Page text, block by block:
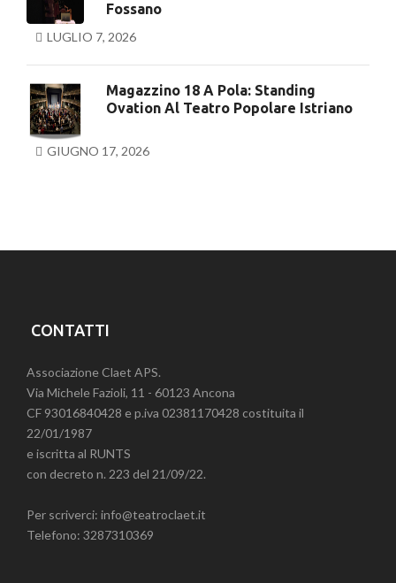
Fossano
LUGLIO 7, 2026
Magazzino 18 A Pola: Standing
Ovation Al Teatro Popolare Istriano
GIUGNO 17, 2026
CONTATTI
Associazione Claet APS.
Via Michele Fazioli, 11 - 60123 Ancona
CF 93016840428 e p.iva 02381170428 costituita il
22/01/1987
e iscritta al RUNTS
con decreto n. 223 del 21/09/22.
Per scriverci: info@teatroclaet.it
Telefono: 3287310369